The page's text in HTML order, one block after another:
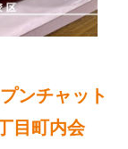
ンチャット
目町内会